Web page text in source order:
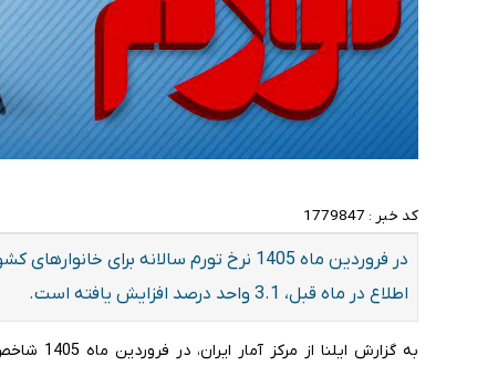
کد خبر : 1779847
اطلاع در ماه قبل، 3.1 واحد درصد افزایش یافته است.
به گزارش